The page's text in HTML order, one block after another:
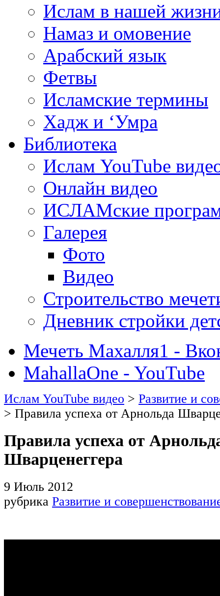
Ислам в нашей
Намаз и омовение
Арабский язык
Фетвы
Исламские термины
Хадж и ‘Умра
Библиотека
Ислам YouTube
Онлайн видео
ИСЛАМские
Галерея
Фото
Видео
Строительство
Дневник стройки
Мечеть Махалля1 -
MahallaOne - YouTube
Ислам YouTube видео > Развитие и
> Правила успеха от Арнольда
Правила успеха от
Шварценеггера
9 Июль 2012
рубрика Развитие и